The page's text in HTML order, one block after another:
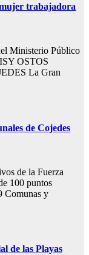
trabajadora
Ministerio Público
OSTOS
La Gran
de Cojedes
de la Fuerza
100 puntos
Comunas y
de las Playas